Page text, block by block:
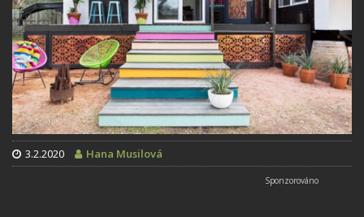
3.2.2020 Hana Musilová